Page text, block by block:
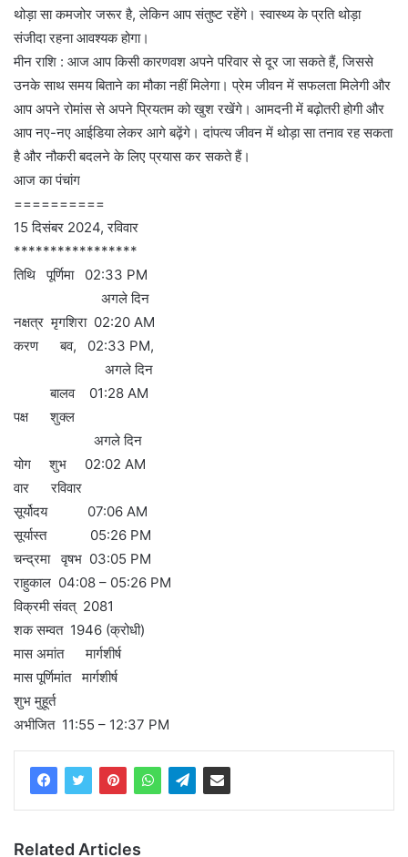
थोड़ा सा कमजोर जरूर है, लेकिन आप संतुष्ट रहेंगे। स्वास्थ्य के प्रति थोड़ा
संजीदा रहना आवश्यक होगा।
मीन राशि : आज आप किसी कारणवश अपने परिवार से दूर जा सकते हैं, जिससे
उनके साथ समय बिताने का मौका नहीं मिलेगा। प्रेम जीवन में सफलता मिलेगी और
आप अपने रोमांस से अपने प्रियतम को खुश रखेंगे। आमदनी में बढ़ोतरी होगी और
आप नए-नए आईडिया लेकर आगे बढ़ेंगे। दांपत्य जीवन में थोड़ा सा तनाव रह सकता
है और नौकरी बदलने के लिए प्रयास कर सकते हैं।
आज का पंचांग
==========
15 दिसंबर 2024, रविवार
*****************
तिथि पूर्णिमा 02:33 PM
अगले दिन
नक्षत्र मृगशिरा 02:20 AM
करण बव, 02:33 PM,
अगले दिन
बालव 01:28 AM
पक्ष शुक्ल
अगले दिन
योग शुभ 02:02 AM
वार रविवार
सूर्योदय 07:06 AM
सूर्यास्त 05:26 PM
चन्द्रमा वृषभ 03:05 PM
राहुकाल 04:08 – 05:26 PM
विक्रमी संवत् 2081
शक सम्वत 1946 (क्रोधी)
मास अमांत मार्गशीर्ष
मास पूर्णिमांत मार्गशीर्ष
शुभ मुहूर्त
अभीजित 11:55 – 12:37 PM
Related Articles